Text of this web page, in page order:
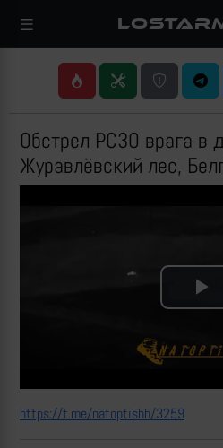
Обстрел РСЗО врага в
Журавлёвский лес,
https://t.me/natoptishh/3259